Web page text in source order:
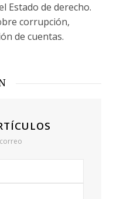
Estado de derecho.
corrupción,
de cuentas.